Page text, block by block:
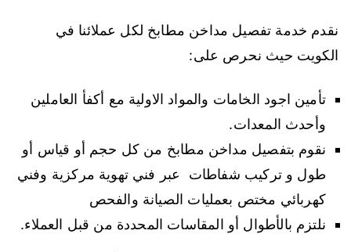
نقدم خدمة تفصيل مداخن مطابخ لكل عملائنا في
الكويت حيث نحرص على:
تأمين اجود الخامات والمواد الاولية مع أكفأ العاملين
وأحدث المعدات.
نقوم بتفصيل مداخن مطابخ من كل حجم أو قياس أو
طول و تركيب شفاطات عبر فني تهوية مركزية وفني
كهربائي مختص بعمليات الصيانة والفحص
نلتزم بالأطوال أو المقاسات المحددة من قبل العملاء.